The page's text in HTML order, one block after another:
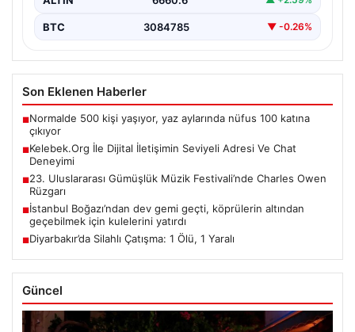
BTC 3084785 ▼ -0.26%
Son Eklenen Haberler
■Normalde 500 kişi yaşıyor, yaz aylarında nüfus 100 katına
çıkıyor
■Kelebek.Org İle Dijital İletişimin Seviyeli Adresi Ve Chat
Deneyimi
■23. Uluslararası Gümüşlük Müzik Festivali’nde Charles Owen
Rüzgarı
■İstanbul Boğazı’ndan dev gemi geçti, köprülerin altından
geçebilmek için kulelerini yatırdı
■Diyarbakır’da Silahlı Çatışma: 1 Ölü, 1 Yaralı
Güncel